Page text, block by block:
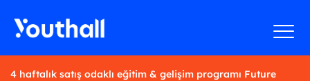
4 haftalık satış odaklı eğitim & gelişim programı Future